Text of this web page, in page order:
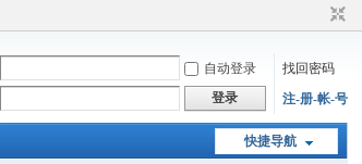
自动登录
找回密码
登录 注-册-帐-号
快捷导航